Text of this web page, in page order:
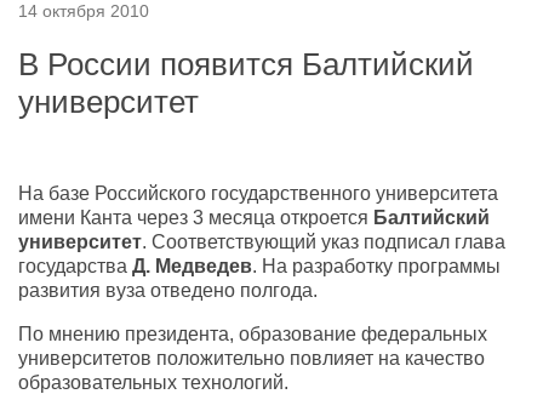
14 октября 2010
В России появится Балтийский
университет
На базе Российского государственного университета
имени Канта через 3 месяца откроется Балтийский
университет. Соответствующий указ подписал глава
государства Д. Медведев. На разработку программы
развития вуза отведено полгода.
По мнению президента, образование федеральных
университетов положительно повлияет на качество
образовательных технологий.